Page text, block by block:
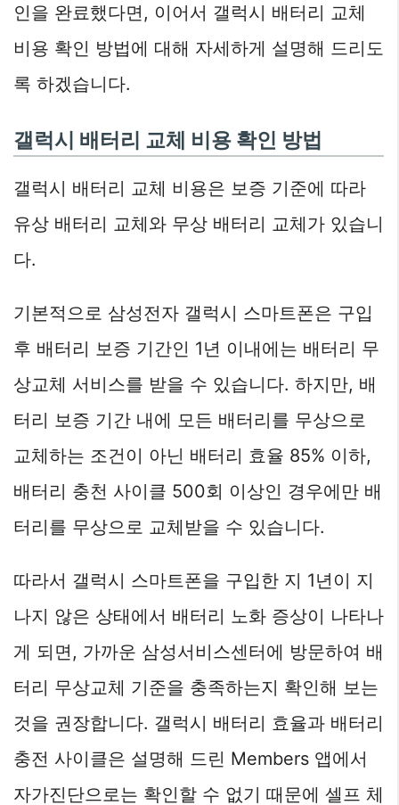
인을 완료했다면, 이어서 갤럭시 배터리 교체
비용 확인 방법에 대해 자세하게 설명해 드리도
록 하겠습니다.
갤럭시 배터리 교체 비용 확인 방법
갤럭시 배터리 교체 비용은 보증 기준에 따라
유상 배터리 교체와 무상 배터리 교체가 있습니
다.
기본적으로 삼성전자 갤럭시 스마트폰은 구입
후 배터리 보증 기간인 1년 이내에는 배터리 무
상교체 서비스를 받을 수 있습니다. 하지만, 배
터리 보증 기간 내에 모든 배터리를 무상으로
교체하는 조건이 아닌 배터리 효율 85% 이하,
배터리 충천 사이클 500회 이상인 경우에만 배
터리를 무상으로 교체받을 수 있습니다.
따라서 갤럭시 스마트폰을 구입한 지 1년이 지
나지 않은 상태에서 배터리 노화 증상이 나타나
게 되면, 가까운 삼성서비스센터에 방문하여 배
터리 무상교체 기준을 충족하는지 확인해 보는
것을 권장합니다. 갤럭시 배터리 효율과 배터리
충전 사이클은 설명해 드린 Members 앱에서
자가진단으로는 확인할 수 없기 때문에 셀프 체